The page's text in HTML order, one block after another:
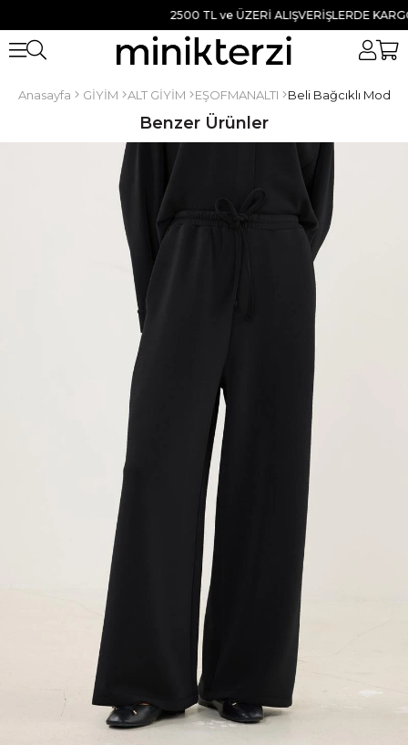
2500 TL ve ÜZERİ ALIŞVERİŞLERDE KARGO
Anasayfa GİYİM ALT GİYİM EŞOFMANALTI Beli Bağcıklı Modal
Benzer Ürünler